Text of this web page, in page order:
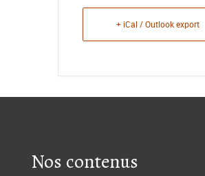
+ iCal / Outlook export
Nos contenus